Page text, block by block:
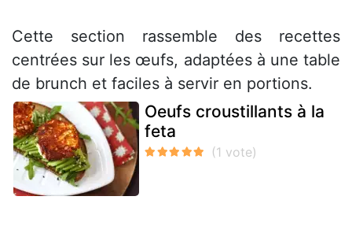
Cette section rassemble des recettes
centrées sur les œufs, adaptées à une table
de brunch et faciles à servir en portions.
Oeufs croustillants à la
feta